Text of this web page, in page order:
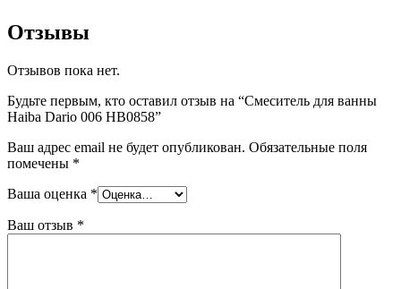
Отзывы
Отзывов пока нет.
Будьте первым, кто оставил отзыв на “Смеситель для ванны
Haiba Dario 006 HB0858”
Ваш адрес email не будет опубликован. Обязательные поля
помечены *
Ваша оценка *
Ваш отзыв *